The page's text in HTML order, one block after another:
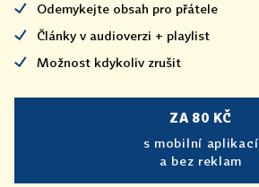
Odemykejte obsah pro přátele
Články v audioverzi + playlist
Možnost kdykoliv zrušit
ZA 80 KČ
s mobilní aplikací
a bez reklam